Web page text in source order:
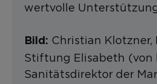
wertvolle
Bild: Christian Klotzner,
Stiftung Elisabeth (von
Sanitätsdirektor der